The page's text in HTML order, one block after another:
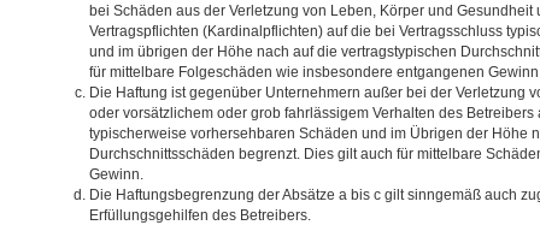
bei Schäden aus der Verletzung von Leben, Körper und
Vertragspflichten (Kardinalpflichten) auf die bei Vertragsschluss
und im übrigen der Höhe nach auf die vertragstypischen
für mittelbare Folgeschäden wie insbesondere entgangenen
Die Haftung ist gegenüber Unternehmern außer bei der Verletzung
oder vorsätzlichem oder grob fahrlässigem Verhalten des Betreibers
typischerweise vorhersehbaren Schäden und im Übrigen der Höhe
Durchschnittsschäden begrenzt. Dies gilt auch für mittelbare
Gewinn.
Die Haftungsbegrenzung der Absätze a bis c gilt sinngemäß auch
Erfüllungsgehilfen des Betreibers.